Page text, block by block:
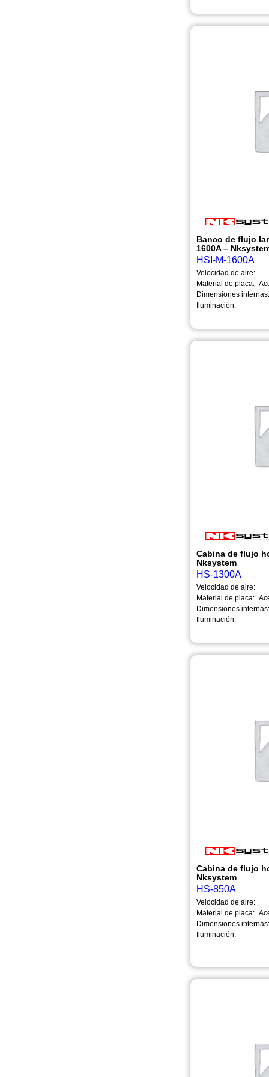
Banco de flujo
1600A –
HSI-M-1600A
Velocidad de aire:
Material de placa:
Dimensiones internas:
Iluminación:
Cabina de flujo
Nksystem
HS-1300A
Velocidad de aire:
Material de placa:
Dimensiones internas:
Iluminación:
Cabina de flujo
Nksystem
HS-850A
Velocidad de aire:
Material de placa:
Dimensiones internas:
Iluminación: